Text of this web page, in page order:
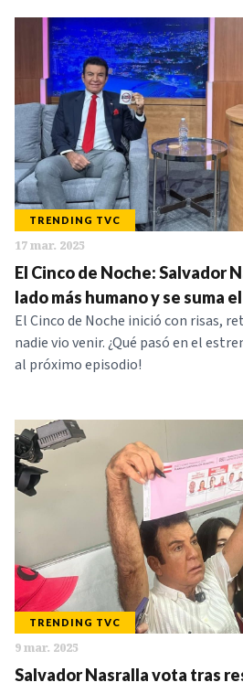
TRENDING TVC
17 mar. 2025
El Cinco de Noche: Salvador
lado más humano y se suma
El Cinco de Noche inició con risas,
nadie vio venir. ¿Qué pasó en el
al próximo episodio!
TRENDING TVC
9 mar. 2025
Salvador Nasralla vota tras